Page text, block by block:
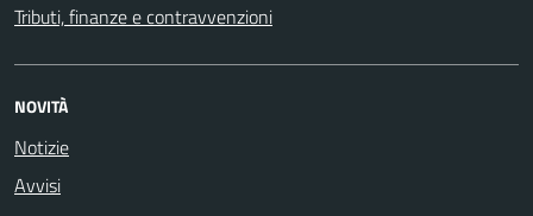
Tributi, finanze e contravvenzioni
NOVITÀ
Notizie
Avvisi